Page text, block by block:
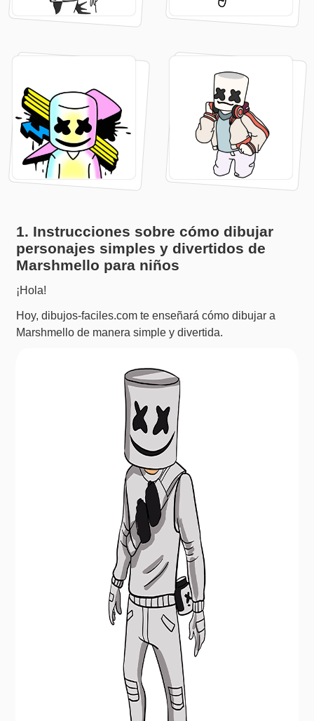
1. Instrucciones sobre cómo dibujar
personajes simples y divertidos de
Marshmello para niños
¡Hola!
Hoy, dibujos-faciles.com te enseñará cómo dibujar a
Marshmello de manera simple y divertida.